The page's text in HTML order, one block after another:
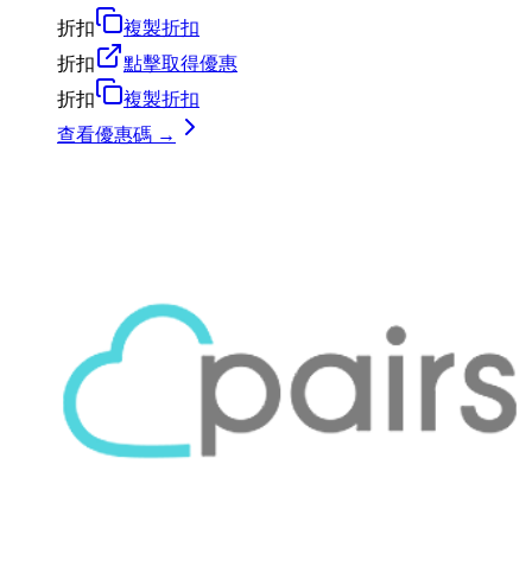
折扣
複製折扣
折扣
點擊取得優惠
折扣
複製折扣
查看優惠碼 →